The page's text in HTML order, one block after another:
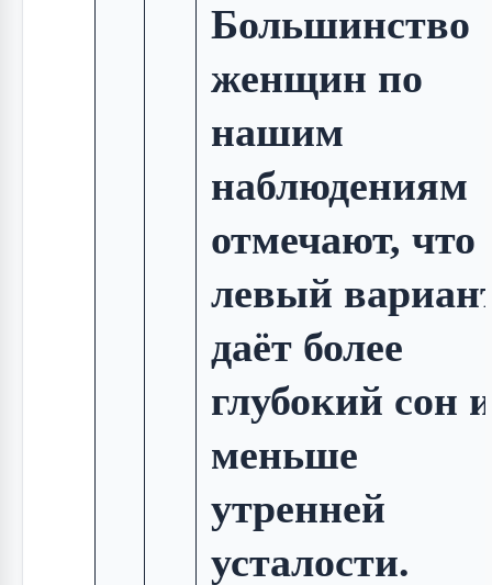
Большинство
женщин по
нашим
наблюдениям
отмечают, что
левый
даёт более
глубокий сон и
меньше
утренней
усталости.